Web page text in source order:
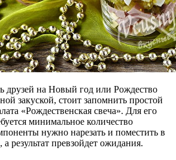
друзей на Новый год или Рождество
закуской, стоит запомнить простой
«Рождественская свеча». Для его
минимальное количество
нужно нарезать и поместить в
результат превзойдет ожидания.